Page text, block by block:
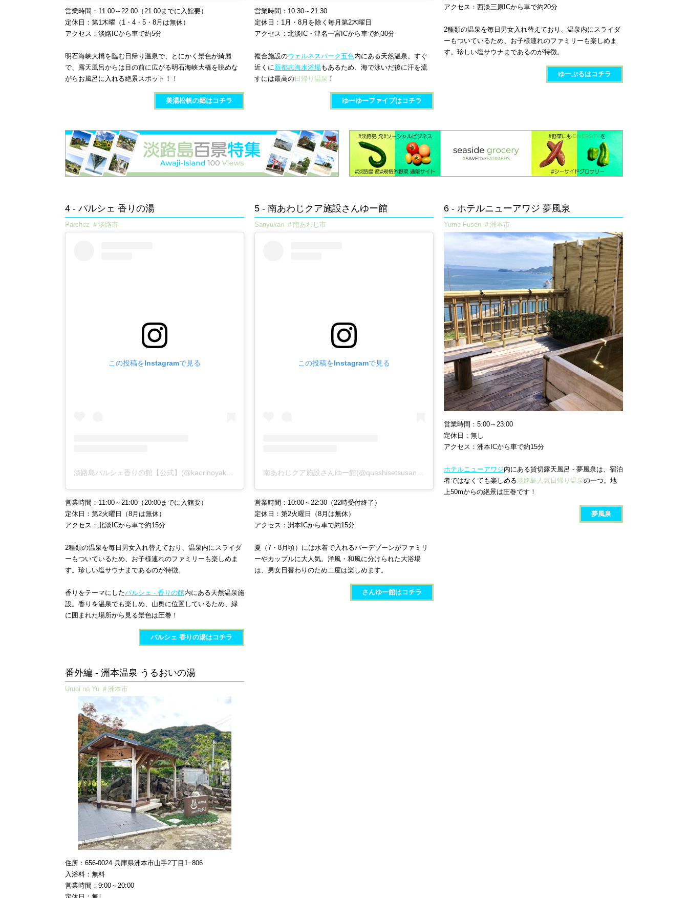
営業時間：11:00～22:00（21:00までに入館要）
定休日：第1木曜（1・4・5・8月は無休）
アクセス：淡路ICから車で約5分
明石海峡大橋を臨む日帰り温泉で、とにかく景色が綺麗
で、露天風呂からは目の前に広がる明石海峡大橋を眺めな
がらお風呂に入れる絶景スポット！！
美湯松帆の郷​​​はコチラ
営業時間：10:30～21:30
定休日：1月・8月を除く毎月第2木曜日
アクセス：北淡IC・津名一宮ICから車で約30分
複合施設のウェルネスパーク五色内にある天然温泉。すぐ
近くに新都志海水浴場もあるため、海で泳いだ後に汗を流
すには最高の日帰り温泉 ！
ゆーゆーファイブ​​はコチラ
アクセス：西淡三原ICから車で約20分
2種類の温泉を毎日男女入れ替えており、温泉内にスライダ
ーもついているため、お子様連れのファミリーも楽しめま
す。珍しい塩サウナまであるのが特徴。
ゆーぷる​はコチラ
4 - パルシェ 香りの湯​
Parchez ＃淡路市
この投稿をInstagramで見る
営業時間：11:00～21:00（20:00までに入館要）
定休日：第2火曜日（8月は無休）
アクセス：北淡ICから車で約15分
2種類の温泉を毎日男女入れ替えており、温泉内にスライダ
ーもついているため、お子様連れのファミリーも楽しめま
す。珍しい塩サウナまであるのが特徴。
香りをテーマにしたパルシェ - 香りの館内にある天然温泉施
設。香りを温泉でも楽しめ、山奥に位置しているため、緑
に囲まれた場所から見る景色は圧巻！
パルシェ 香りの湯​​​​はコチラ
5 - 南あわじクア施設さんゆー館​
Sanyukan ＃南あわじ市
この投稿をInstagramで見る
営業時間：10:00～22:30（22時受付終了）
定休日：第2火曜日（8月は無休）
アクセス：洲本ICから車で約15分
夏（7・8月頃）には水着で入れるバーデゾーンがファミリ
ーやカップルに大人気。洋風・和風に分けられた大浴場
は、男女日替わりのため二度は楽しめます。
さんゆー館​​​はコチラ
6 - ホテルニューアワジ 夢風泉​
Yume Fusen ＃洲本市
営業時間：5:00～23:00
定休日：無し
アクセス：洲本ICから車で約15分
ホテルニューアワジ内にある貸切露天風呂 - 夢風泉は、宿泊
者ではなくても楽しめる淡路島人気日帰り温泉の一つ。地
上50mからの絶景は圧巻です！
夢風泉​
番外編 - 洲本温泉 うるおいの湯​
Uruoi no Yu ＃洲本市
住所：656-0024 兵庫県洲本市山手2丁目1−806
入浴料：無料
営業時間：9:00～20:00